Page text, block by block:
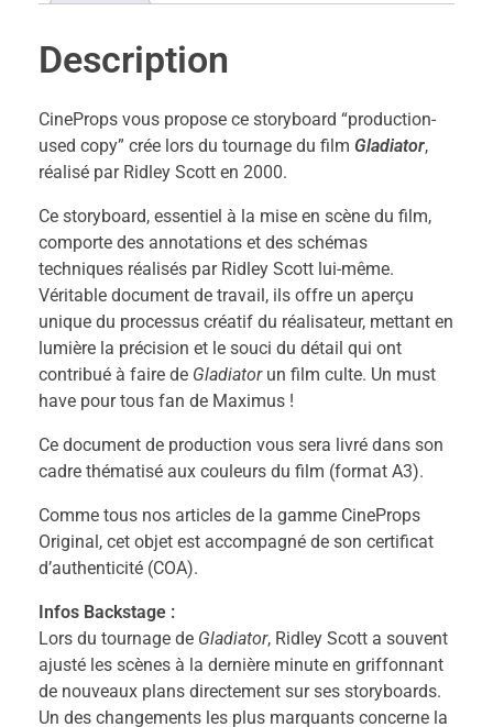
Description
CineProps vous propose ce storyboard “production-
used copy” crée lors du tournage du film Gladiator,
réalisé par Ridley Scott en 2000.
Ce storyboard, essentiel à la mise en scène du film,
comporte des annotations et des schémas
techniques réalisés par Ridley Scott lui-même.
Véritable document de travail, ils offre un aperçu
unique du processus créatif du réalisateur, mettant en
lumière la précision et le souci du détail qui ont
contribué à faire de Gladiatorun film culte. Un must
have pour tous fan de Maximus !
Ce document de production vous sera livré dans son
cadre thématisé aux couleurs du film (format A3).
Comme tous nos articles de la gamme CineProps
Original, cet objet est accompagné de son certificat
d’authenticité (COA).
Infos Backstage :
Lors du tournage de Gladiator, Ridley Scott a souvent
ajusté les scènes à la dernière minute en griffonnant
de nouveaux plans directement sur ses storyboards.
Un des changements les plus marquants concerne la